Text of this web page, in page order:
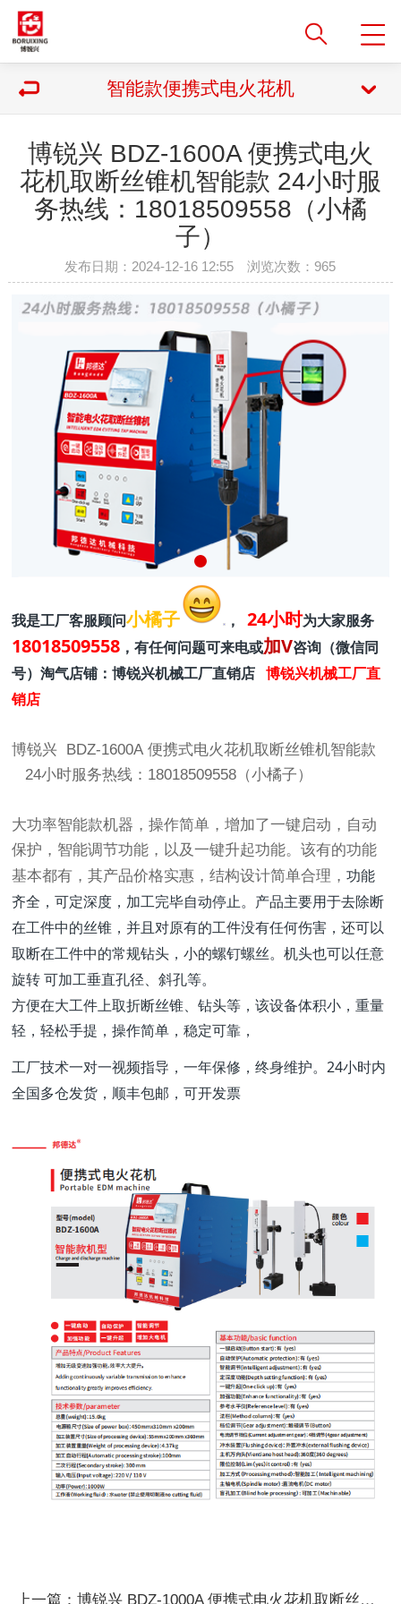
智能款便携式电火花机
博锐兴 BDZ-1600A 便携式电火
花机取断丝锥机智能款 24小时服
务热线：18018509558（小橘
子）
发布日期：2024-12-16 12:55 浏览次数： 965
我是工厂客服顾问小橘子 ， 24小时为大家服务
18018509558 ，有任何问题可来电或加V咨询（微信同
号）淘气店铺：博锐兴机械工厂直销店博锐兴机械工厂直
销店
博锐兴 BDZ-1600A 便携式电火花机取断丝锥机智能款
24小时服务热线：18018509558（小橘子）
大功率智能款机器，操作简单，增加了一键启动，自动
保护，智能调节功能，以及一键升起功能。该有的功能
基本都有，其产品价格实惠，结构设计简单合理，功能
齐全，可定深度，加工完毕自动停止。产品主要用于去除断
在工件中的丝锥，并且对原有的工件没有任何伤害，还可以
取断在工件中的常规钻头，小的螺钉螺丝。机头也可以任意
旋转 可加工垂直孔径、斜孔等。
方便在大工件上取折断丝锥、钻头等，该设备体积小，重量
轻，轻松手提，操作简单，稳定可靠，
工厂技术一对一视频指导，一年保修，终身维护。24小时内
全国多仓发货，顺丰包邮，可开发票
上一篇：博锐兴 BDZ-1000A 便携式电火花机取断丝锥机智能款 24小时服务热线：18018509558（小橘子）